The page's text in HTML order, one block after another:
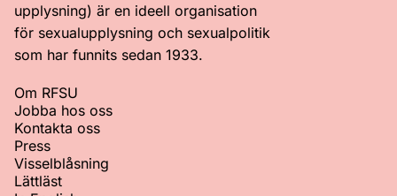
upplysning) är en ideell organisation
för sexualupplysning och sexualpolitik
som har funnits sedan 1933.
Om RFSU
Jobba hos oss
Kontakta oss
Press
Visselblåsning
Lättläst